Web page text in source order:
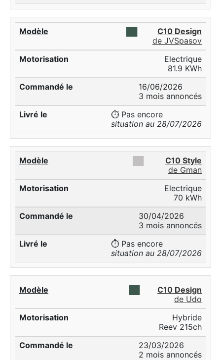
C10 Design
de JVSpasov
Electrique
81.9 KWh
16/06/2026
3 mois annoncés
⏱️ Pas encore
situation au 28/07/2026
C10 Style
de Gman
Electrique
70 kWh
30/04/2026
3 mois annoncés
⏱️ Pas encore
situation au 28/07/2026
C10 Design
de Udo
Hybride
Reev 215ch
23/03/2026
2 mois annoncés